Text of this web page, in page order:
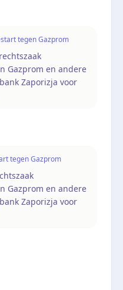
tegen Gazprom
Gazprom en andere
Zaporizja voor
tegen Gazprom
Gazprom en andere
Zaporizja voor